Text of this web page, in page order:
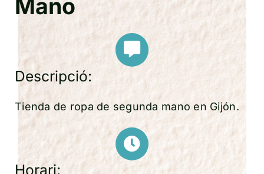
Mano
Descripció:
Tienda de ropa de segunda mano en Gijón.
Horari: